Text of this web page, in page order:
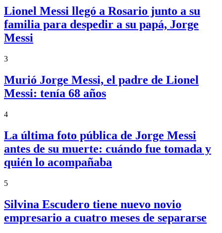
Lionel Messi llegó a Rosario junto a su
familia para despedir a su papá, Jorge
Messi
3
Murió Jorge Messi, el padre de Lionel
Messi: tenía 68 años
4
La última foto pública de Jorge Messi
antes de su muerte: cuándo fue tomada y
quién lo acompañaba
5
Silvina Escudero tiene nuevo novio
empresario a cuatro meses de separarse